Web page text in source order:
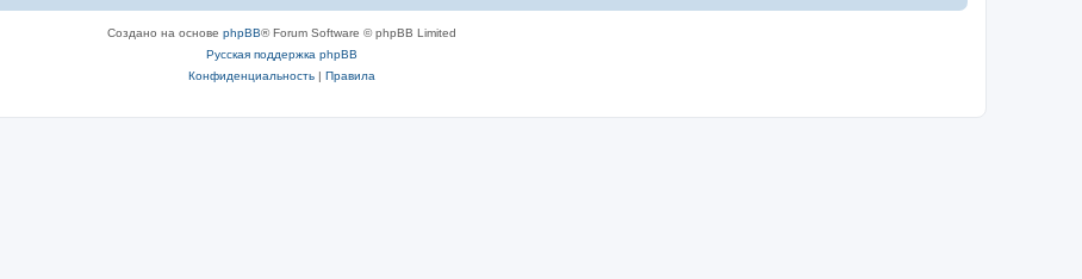
Создано на основе phpBB® Forum Software © phpBB Limited
Русская поддержка phpBB
Конфиденциальность| Правила